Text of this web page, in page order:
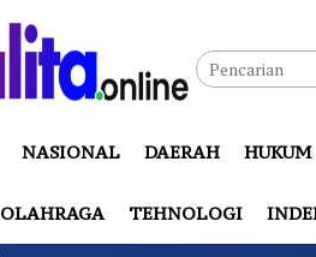
NASIONAL DAERAH
OLAHRAGA TEHNOLOGI